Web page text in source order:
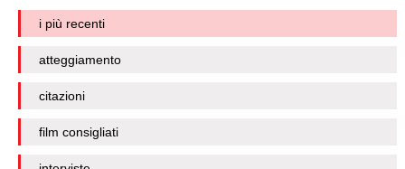
i più recenti
atteggiamento
citazioni
film consigliati